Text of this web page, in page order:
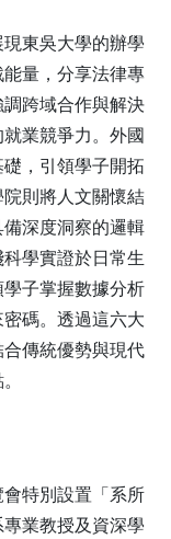
東吳大學的辦學
量，分享法律專
跨域合作與解決
業競爭力。外國
，引領學子開拓
則將人文關懷結
深度洞察的邏輯
學實證於日常生
子掌握數據分析
碼。透過這六大
傳統優勢與現代
特別設置「系所
業教授及資深學